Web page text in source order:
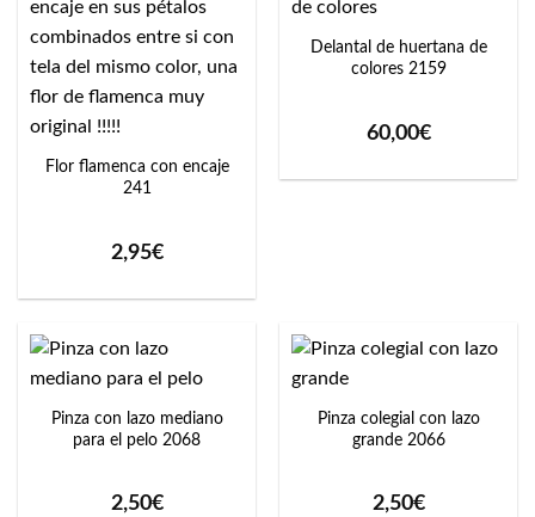
Flor flamenca con encaje
241
2,95€
Delantal de huertana de
colores 2159
60,00€
Pinza con lazo mediano
para el pelo 2068
2,50€
Pinza colegial con lazo
grande 2066
2,50€